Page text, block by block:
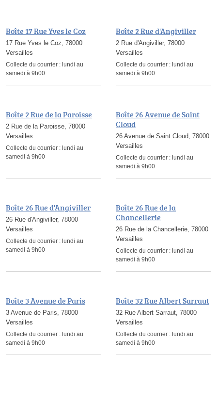
Boîte 17 Rue Yves le Coz
17 Rue Yves le Coz, 78000
Versailles
Collecte du courrier : lundi au
samedi à 9h00
Boîte 2 Rue d'Angiviller
2 Rue d'Angiviller, 78000
Versailles
Collecte du courrier : lundi au
samedi à 9h00
Boîte 2 Rue de la Paroisse
2 Rue de la Paroisse, 78000
Versailles
Collecte du courrier : lundi au
samedi à 9h00
Boîte 26 Avenue de Saint
Cloud
26 Avenue de Saint Cloud, 78000
Versailles
Collecte du courrier : lundi au
samedi à 9h00
Boîte 26 Rue d'Angiviller
26 Rue d'Angiviller, 78000
Versailles
Collecte du courrier : lundi au
samedi à 9h00
Boîte 26 Rue de la
Chancellerie
26 Rue de la Chancellerie, 78000
Versailles
Collecte du courrier : lundi au
samedi à 9h00
Boîte 3 Avenue de Paris
3 Avenue de Paris, 78000
Versailles
Collecte du courrier : lundi au
samedi à 9h00
Boîte 32 Rue Albert Sarraut
32 Rue Albert Sarraut, 78000
Versailles
Collecte du courrier : lundi au
samedi à 9h00